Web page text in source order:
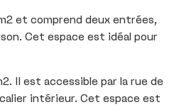
et comprend deux entrées,
Cet espace est idéal pour
Il est accessible par la rue de
intérieur. Cet espace est